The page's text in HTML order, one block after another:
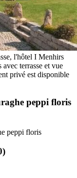
l'hôtel I Menhirs
avec terrasse et vue
privé est disponible
peppi floris
peppi floris